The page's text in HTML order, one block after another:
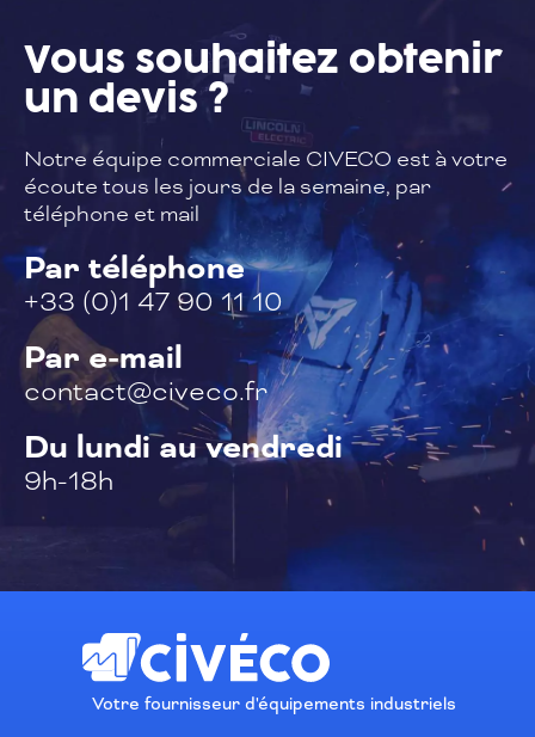
Vous souhaitez obtenir
un devis ?
Notre équipe commerciale CIVECO est àvotre
écoute tous les jours de la semaine, par
téléphone et mail
Par téléphone
+33 (0)1 47 90 11 10
Par e-mail
contact@civeco.fr
Du lundi au vendredi
9h-18h
Votre fournisseur d'équipements industriels